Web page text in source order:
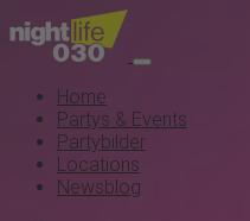
Home
Partys & Events
Partybilder
Locations
Newsblog